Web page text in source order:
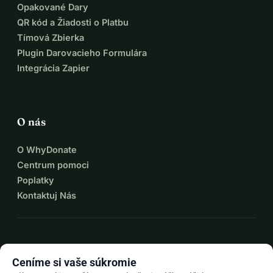
v jeho veku, pretože suma je veľká a
dúfame, že vyzbierame peniaze, kým dosiahne dospelosť,
aby sme mu mohli poskytnúť kvalitný a šťastný život.
Pravidelne vás budeme informovať fotografiami a videami
Opakované Dary
QR kód a Žiadosti o Platbu
Tímová Zbierka
Plugin Darovacieho Formulára
Integrácia Zapier
O nás
O WhyDonate
Centrum pomoci
Poplatky
Kontaktuj Nás
Ceníme si vaše súkromie